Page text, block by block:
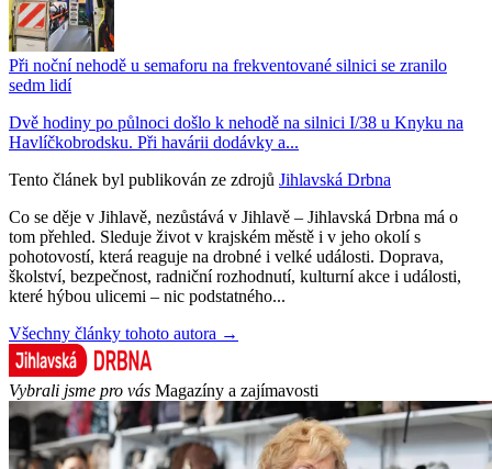
Při noční nehodě u semaforu na frekventované silnici se zranilo
sedm lidí
Dvě hodiny po půlnoci došlo k nehodě na silnici I/38 u Knyku na
Havlíčkobrodsku. Při havárii dodávky a...
Tento článek byl publikován ze zdrojů Jihlavská Drbna
Co se děje v Jihlavě, nezůstává v Jihlavě – Jihlavská Drbna má o
tom přehled. Sleduje život v krajském městě i v jeho okolí s
pohotovostí, která reaguje na drobné i velké události. Doprava,
školství, bezpečnost, radniční rozhodnutí, kulturní akce i události,
které hýbou ulicemi – nic podstatného...
Všechny články tohoto autora →
Vybrali jsme pro vás Magazíny a zajímavosti